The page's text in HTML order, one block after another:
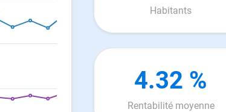
Habitants
4.32 %
Rentabilité moyenne